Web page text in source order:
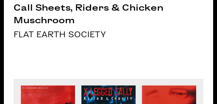
Call Sheets, Riders & Chicken
Muschroom
FLAT EARTH SOCIETY